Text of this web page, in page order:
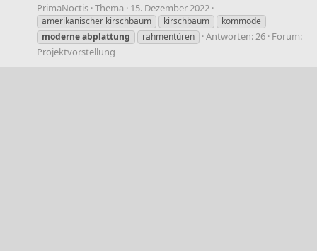
PrimaNoctis Thema 15. Dezember 2022
amerikanischer kirschbaum kirschbaum
kommode
moderneabplattung rahmentüren Antworten: 26 Forum:
Projektvorstellung